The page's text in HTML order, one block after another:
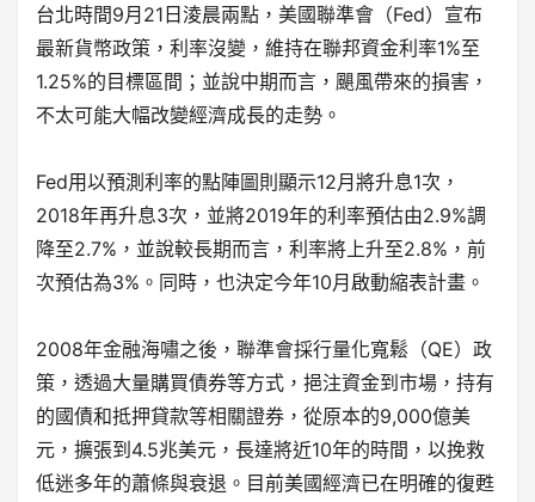
台北時間9月21日淩晨兩點，美國聯準會（Fed）宣布
最新貨幣政策，利率沒變，維持在聯邦資金利率1%至
1.25%的目標區間；並說中期而言，颶風帶來的損害，
不太可能大幅改變經濟成長的走勢。
Fed用以預測利率的點陣圖則顯示12月將升息1次，
2018年再升息3次，並將2019年的利率預估由2.9%調
降至2.7%，並說較長期而言，利率將上升至2.8%，前
次預估為3%。同時，也決定今年10月啟動縮表計畫。
2008年金融海嘯之後，聯準會採行量化寬鬆（QE）政
策，透過大量購買債券等方式，挹注資金到市場，持有
的國債和抵押貸款等相關證券，從原本的9,000億美
元，擴張到4.5兆美元，長達將近10年的時間，以挽救
低迷多年的蕭條與衰退。目前美國經濟已在明確的復甦